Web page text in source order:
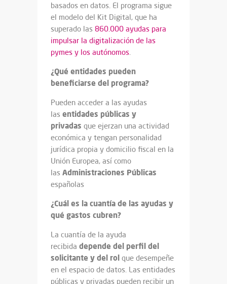
basados en datos. El programa sigue
el modelo del Kit Digital, que ha
superado las 860.000 ayudas para
impulsar la digitalización de las
pymes y los autónomos.
¿Qué entidades pueden
beneficiarse del programa?
Pueden acceder a las ayudas
las entidades públicas y
privadas que ejerzan una actividad
económica y tengan personalidad
jurídica propia y domicilio fiscal en la
Unión Europea, así como
las Administraciones Públicas
españolas
¿Cuál es la cuantía de las ayudas y
qué gastos cubren?
La cuantía de la ayuda
recibida depende del perfil del
solicitante y del rol que desempeñe
en el espacio de datos. Las entidades
públicas y privadas pueden recibir un